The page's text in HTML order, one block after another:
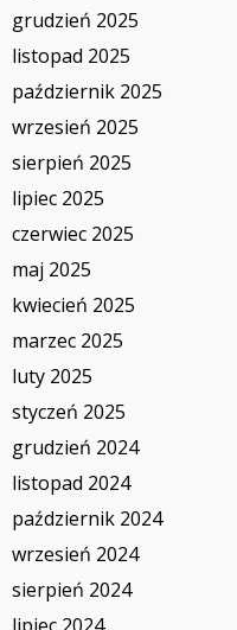
grudzień 2025
listopad 2025
październik 2025
wrzesień 2025
sierpień 2025
lipiec 2025
czerwiec 2025
maj 2025
kwiecień 2025
marzec 2025
luty 2025
styczeń 2025
grudzień 2024
listopad 2024
październik 2024
wrzesień 2024
sierpień 2024